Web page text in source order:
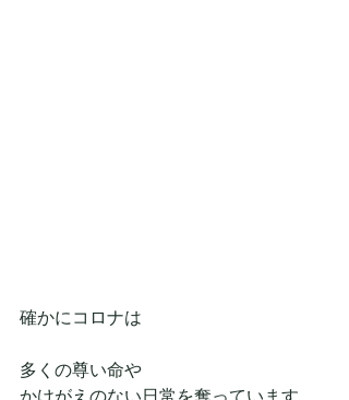
確かにコロナは
多くの尊い命や